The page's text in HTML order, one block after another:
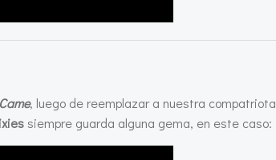
, luego de reemplazar a nuestra compatriota
siempre guarda alguna gema, en este caso: